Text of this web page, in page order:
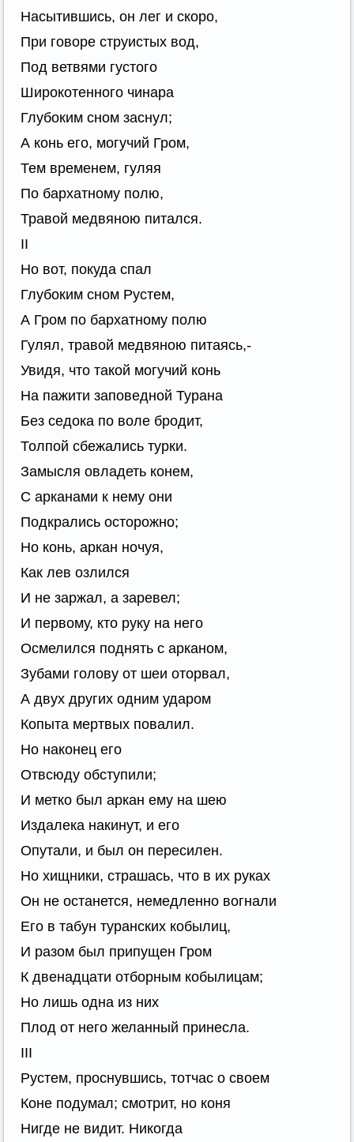
Насытившись, он лег и скоро,
При говоре струистых вод,
Под ветвями густого
Широкотенного чинара
Глубоким сном заснул;
А конь его, могучий Гром,
Тем временем, гуляя
По бархатному полю,
Травой медвяною питался.
II
Но вот, покуда спал
Глубоким сном Рустем,
А Гром по бархатному полю
Гулял, травой медвяною питаясь,-
Увидя, что такой могучий конь
На пажити заповедной Турана
Без седока по воле бродит,
Толпой сбежались турки.
Замысля овладеть конем,
С арканами к нему они
Подкрались осторожно;
Но конь, аркан ночуя,
Как лев озлился
И не заржал, а заревел;
И первому, кто руку на него
Осмелился поднять с арканом,
Зубами голову от шеи оторвал,
А двух других одним ударом
Копыта мертвых повалил.
Но наконец его
Отвсюду обступили;
И метко был аркан ему на шею
Издалека накинут, и его
Опутали, и был он пересилен.
Но хищники, страшась, что в их руках
Он не останется, немедленно вогнали
Его в табун туранских кобылиц,
И разом был припущен Гром
К двенадцати отборным кобылицам;
Но лишь одна из них
Плод от него желанный принесла.
III
Рустем, проснувшись, тотчас о своем
Коне подумал; смотрит, но коня
Нигде не видит. Никогда